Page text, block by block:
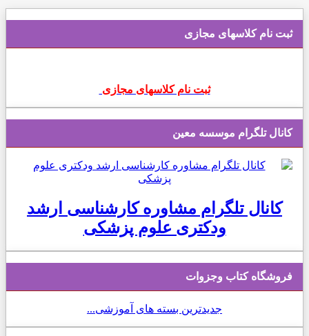
ثبت نام کلاسهای مجازی
ثبت نام کلاسهای مجازی
کانال تلگرام موسسه معین
کانال تلگرام مشاوره کارشناسی ارشد
ودکتری علوم پزشکی
فروشگاه کتاب وجزوات
جدیدترین بسته های آموزشی...